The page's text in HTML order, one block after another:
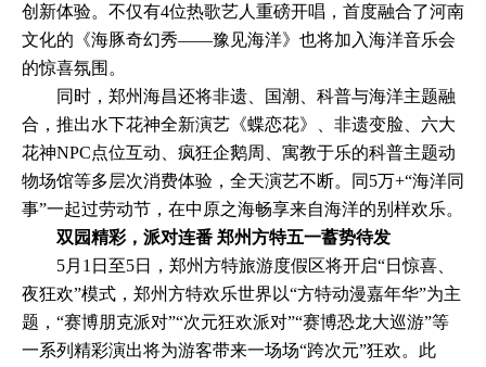
创新体验。不仅有4位热歌艺人重磅开唱，首度融合了河南
文化的《海豚奇幻秀——豫见海洋》也将加入海洋音乐会
的惊喜氛围。
同时，郑州海昌还将非遗、国潮、科普与海洋主题融
合，推出水下花神全新演艺《蝶恋花》、非遗变脸、六大
花神NPC点位互动、疯狂企鹅周、寓教于乐的科普主题动
物场馆等多层次消费体验，全天演艺不断。同5万+“海洋同
事”一起过劳动节，在中原之海畅享来自海洋的别样欢乐。
双园精彩，派对连番 郑州方特五一蓄势待发
5月1日至5日，郑州方特旅游度假区将开启“日惊喜、
夜狂欢”模式，郑州方特欢乐世界以“方特动漫嘉年华”为主
题，“赛博朋克派对”“次元狂欢派对”“赛博恐龙大巡游”等
一系列精彩演出将为游客带来一场场“跨次元”狂欢。此